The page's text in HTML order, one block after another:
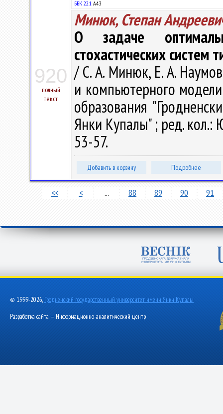
920
полный
текст
ББК 22.1 А43
Минюк, Степан
О задаче
стохастических систем
/ С. А. Минюк, Е. А.
и компьютерного
образования
Янки Купалы" ; ред. кол.:
53-57.
Добавить в корзину Подробнее
<< < ... 88 89 90 91
© 1999-2026, Гродненский государственный университет имени Янки Купалы
Разработка сайта — Информационно-аналитический центр